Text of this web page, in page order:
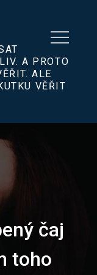
A PROTO
ALE
VĚŘIT
čaj
toho